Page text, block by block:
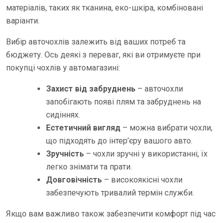
матеріалів, таких як тканина, еко-шкіра, комбіновані
варіанти.
Вибір авточохлів залежить від ваших потреб та
бюджету. Ось деякі з переваг, які ви отримуєте при
покупці чохлів у автомагазині:
Захист від забруднень – авточохли
запобігають появі плям та забруднень на
сидіннях.
Естетичний вигляд – можна вибрати чохли,
що підходять до інтер’єру вашого авто.
Зручність – чохли зручні у використанні, їх
легко знімати та прати.
Довговічність – високоякісні чохли
забезпечують тривалий термін служби.
Якщо вам важливо також забезпечити комфорт під час